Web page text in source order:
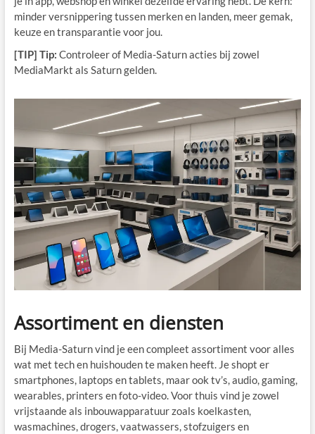
minder versnippering tussen merken en landen, meer gemak,
keuze en transparantie voor jou.
[TIP] Tip: Controleer of Media-Saturn acties bij zowel
MediaMarkt als Saturn gelden.
Assortiment en diensten
Bij Media-Saturn vind je een compleet assortiment voor alles
wat met tech en huishouden te maken heeft. Je shopt er
smartphones, laptops en tablets, maar ook tv’s, audio, gaming,
wearables, printers en foto-video. Voor thuis vind je zowel
vrijstaande als inbouwapparatuur zoals koelkasten,
wasmachines, drogers, vaatwassers, stofzuigers en